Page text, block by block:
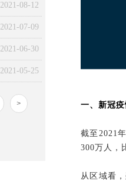
一、新冠
截至2021
300万人，
从区域看，
2021-08-12
2021-07-09
2021-06-30
2021-05-25
>